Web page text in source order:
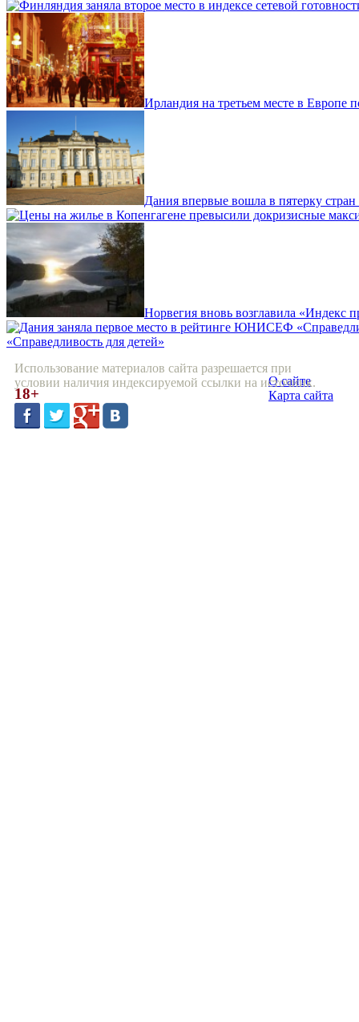
Ирландия на третьем месте в Европе
Дания впервые вошла в пятерку
Норвегия вновь возглавила «Индекс
«Справедливость для детей»
Использование материалов сайта разрешается при
условии наличия индексируемой ссылки на источник.
18+
О сайте
Карта сайта